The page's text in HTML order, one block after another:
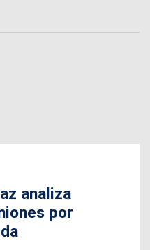
analiza
por